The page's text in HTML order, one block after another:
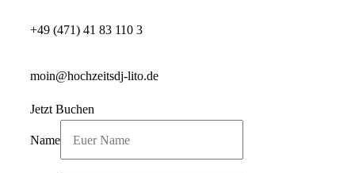
+49 (471) 41 83 110 3
moin@hochzeitsdj-lito.de
Jetzt Buchen
Name